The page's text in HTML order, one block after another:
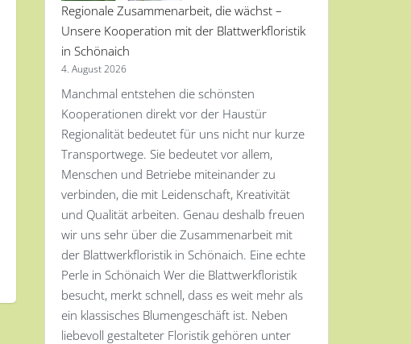
Regionale Zusammenarbeit, die wächst –
Unsere Kooperation mit der Blattwerkfloristik
in Schönaich
4. August 2026
Manchmal entstehen die schönsten
Kooperationen direkt vor der Haustür
Regionalität bedeutet für uns nicht nur kurze
Transportwege. Sie bedeutet vor allem,
Menschen und Betriebe miteinander zu
verbinden, die mit Leidenschaft, Kreativität
und Qualität arbeiten. Genau deshalb freuen
wir uns sehr über die Zusammenarbeit mit
der Blattwerkfloristik in Schönaich. Eine echte
Perle in Schönaich Wer die Blattwerkfloristik
besucht, merkt schnell, dass es weit mehr als
ein klassisches Blumengeschäft ist. Neben
liebevoll gestalteter Floristik gehören unter